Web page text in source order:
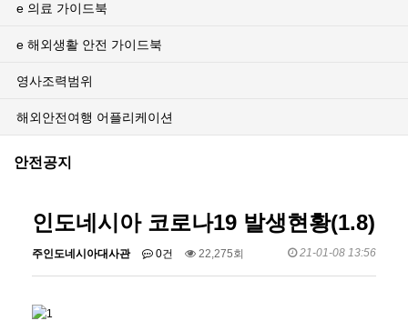
e 의료 가이드북
e 해외생활 안전 가이드북
영사조력범위
해외안전여행 어플리케이션
안전공지
인도네시아 코로나19 발생현황(1.8)
주인도네시아대사관 0건 22,275회 21-01-08 13:56